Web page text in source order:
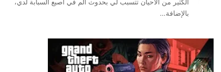
الكثير من الأحيان تتسبب لي بحدوث ألم في أصبع السبابة لدي،
بالإضافة…